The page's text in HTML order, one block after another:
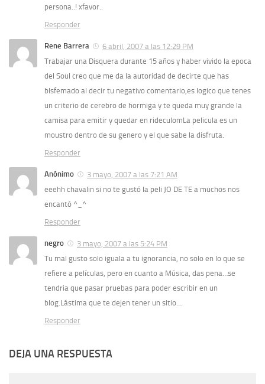
persona..! xfavor..
Responder
Rene Barrera
6 abril, 2007 a las 12:29 PM
Trabajar una Disquera durante 15 años y haber vivido la epoca
del Soul creo que me da la autoridad de decirte que has
blsfemado al decir tu negativo comentario,es logico que tenes
un criterio de cerebro de hormiga y te queda muy grande la
camisa para emitir y quedar en rideculomLa pelicula es un
moustro dentro de su genero y el que sabe la disfruta.
Responder
Anónimo
3 mayo, 2007 a las 7:21 AM
eeehh chavalin si no te gustó la peli JO DE TE a muchos nos
encantó ^_^
Responder
negro
3 mayo, 2007 a las 5:24 PM
Tu mal gusto solo iguala a tu ignorancia, no solo en lo que se
refiere a películas, pero en cuanto a Música, das pena…se
tendria que pasar pruebas para poder escribir en un
blog.Lástima que te dejen tener un sitio…
Responder
DEJA UNA RESPUESTA